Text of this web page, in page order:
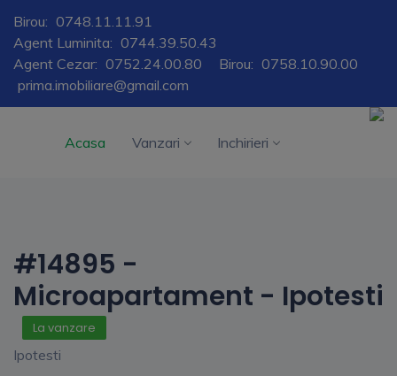
Birou: 0748.11.11.91
Agent Luminita: 0744.39.50.43
Agent Cezar: 0752.24.00.80 Birou: 0758.10.90.00
prima.imobiliare@gmail.com
Acasa Vanzari Inchirieri
#14895 -
Microapartament - Ipotesti
La vanzare
Ipotesti